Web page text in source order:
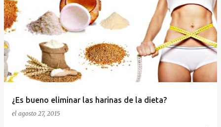
¿Es bueno eliminar las harinas de la dieta?
el agosto 27, 2015